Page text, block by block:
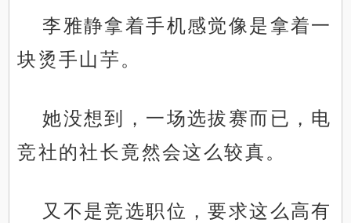
李雅静拿着手机感觉像是拿着一
块烫手山芋。
她没想到，一场选拔赛而已，电
竞社的社长竟然会这么较真。
又不是竞选职位，要求这么高有